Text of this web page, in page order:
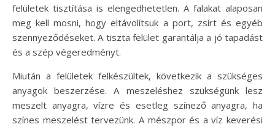
felületek tisztítása is elengedhetetlen. A falakat alaposan
meg kell mosni, hogy eltávolítsuk a port, zsírt és egyéb
szennyeződéseket. A tiszta felület garantálja a jó tapadást
és a szép végeredményt.
Miután a felületek felkészültek, következik a szükséges
anyagok beszerzése. A meszeléshez szükségünk lesz
meszelt anyagra, vízre és esetleg színező anyagra, ha
színes meszelést tervezünk. A mészpor és a víz keverési